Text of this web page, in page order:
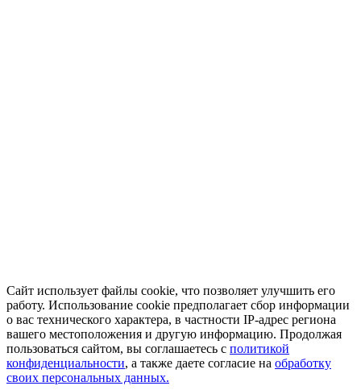
Сайт использует файлы cookie, что позволяет улучшить его
работу. Использование cookie предполагает сбор информации
о вас технического характера, в частности IP-адрес региона
вашего местоположения и другую информацию. Продолжая
пользоваться сайтом, вы соглашаетесь с политикой
конфиденциальности, а также даете согласие на обработку
своих персональных данных.